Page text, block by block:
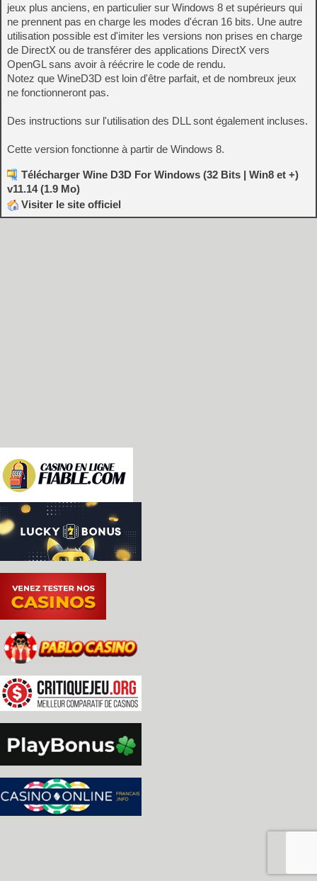
jeux plus anciens, en particulier sur Windows 8 et supérieurs qui
ne prennent pas en charge les modes d'écran 16 bits. Une autre
utilisation possible est d'imiter les versions non prises en charge
de DirectX ou de transférer des applications DirectX vers
OpenGL sans avoir à réécrire le code de rendu.
Notez que WineD3D est loin d'être parfait, et de nombreux jeux
ne fonctionneront pas.
Des instructions sur l'utilisation des DLL sont également incluses.
Cette version fonctionne à partir de Windows 8.
Télécharger Wine D3D For Windows (32 Bits | Win8 et +)
v11.14 (1.9 Mo)
Visiter le site officiel